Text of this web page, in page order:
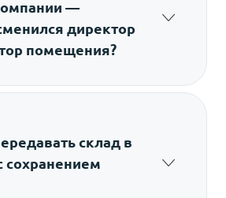
—
директор
помещения?
согласование
склад в
сохранением